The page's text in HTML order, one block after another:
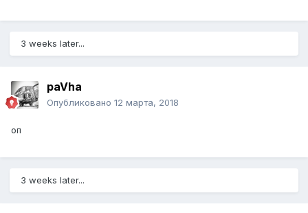
3 weeks later...
paVha
Опубликовано 12 марта, 2018
оп
3 weeks later...